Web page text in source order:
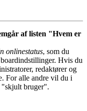
af listen "Hvem er
onlinestatus, som du
Hvis du
redaktører og
For alle andre vil du i
"skjult bruger".